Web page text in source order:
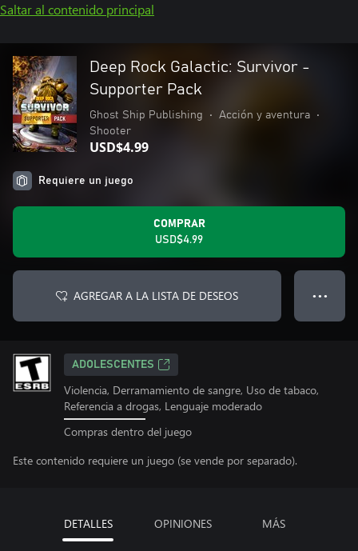
Saltar al contenido principal
Deep Rock Galactic: Survivor -
Supporter Pack
Ghost Ship Publishing • Acción y aventura
•
Shooter
USD$4.99
Requiere un juego
COMPRAR
USD$4.99
AGREGAR A LA LISTA DE DESEOS ● ● ●
ADOLESCENTES
Violencia, Derramamiento de sangre, Uso de tabaco,
Referencia a drogas, Lenguaje moderado
Compras dentro del juego
Este contenido requiere un juego (se vende por separado).
DETALLES OPINIONES MÁS